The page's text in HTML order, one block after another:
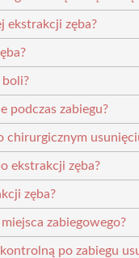
ekstrakcji zęba?
boli?
podczas zabiegu?
chirurgicznym
ekstrakcji zęba?
zęba?
zabiegowego?
po zabiegu